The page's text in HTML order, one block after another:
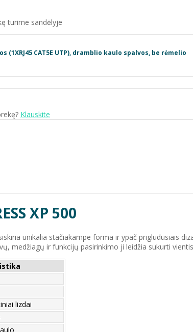
turime sandėlyje
(1XRJ45 CAT5E UTP), dramblio kaulo spalvos, be rėmelio
Klauskite
XP 500
unikalia stačiakampe forma ir ypač prigludusiais
medžiagų ir funkcijų pasirinkimo ji leidžia sukurti
lizdai